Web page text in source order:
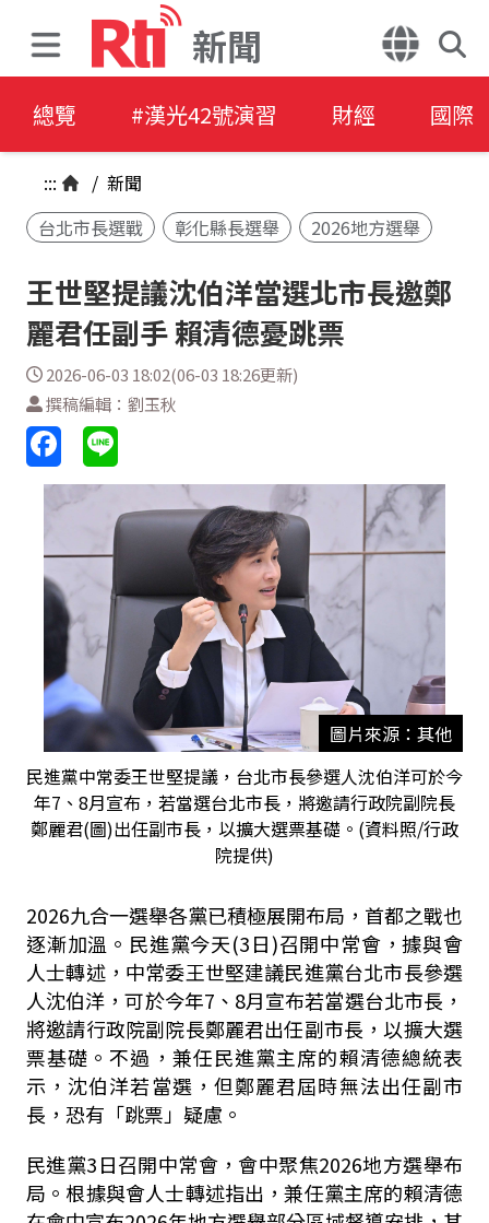
新聞
總覽 #漢光42號演習 財經 國際
::: / 新聞
台北市長選戰
彰化縣長選舉 2026地方選舉
王世堅提議沈伯洋當選北市長邀鄭
麗君任副手 賴清德憂跳票
2026-06-03 18:02(06-03 18:26更新)
撰稿編輯：劉玉秋
圖片來源：其他
民進黨中常委王世堅提議，台北市長參選人沈伯洋可於今
年7、8月宣布，若當選台北市長，將邀請行政院副院長
鄭麗君(圖)出任副市長，以擴大選票基礎。(資料照/行政
院提供)
2026九合一選舉各黨已積極展開布局，首都之戰也
逐漸加溫。民進黨今天(3日)召開中常會，據與會
人士轉述，中常委王世堅建議民進黨台北市長參選
人沈伯洋，可於今年7、8月宣布若當選台北市長，
將邀請行政院副院長鄭麗君出任副市長，以擴大選
票基礎。不過，兼任民進黨主席的賴清德總統表
示，沈伯洋若當選，但鄭麗君屆時無法出任副市
長，恐有「跳票」疑慮。
民進黨3日召開中常會，會中聚焦2026地方選舉布
局。根據與會人士轉述指出，兼任黨主席的賴清德